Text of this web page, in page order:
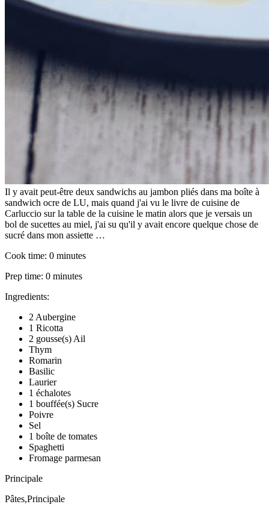
Il y avait peut-être deux sandwichs au jambon pliés dans ma boîte à
sandwich ocre de LU, mais quand j'ai vu le livre de cuisine de
Carluccio sur la table de la cuisine le matin alors que je versais un
bol de sucettes au miel, j'ai su qu'il y avait encore quelque chose de
sucré dans mon assiette …
Cook time: 0 minutes
Prep time: 0 minutes
Ingredients:
2 Aubergine
1 Ricotta
2 gousse(s) Ail
Thym
Romarin
Basilic
Laurier
1 échalotes
1 bouffée(s) Sucre
Poivre
Sel
1 boîte de tomates
Spaghetti
Fromage parmesan
Principale
Pâtes,Principale